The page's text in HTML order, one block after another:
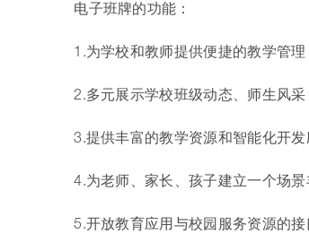
电子班牌的功能：
1.为学校和教师提供便捷的教学管
2.多元展示学校班级动态、师生风
3.提供丰富的教学资源和智能化开
4.为老师、家长、孩子建立一个场
5.开放教育应用与校园服务资源的